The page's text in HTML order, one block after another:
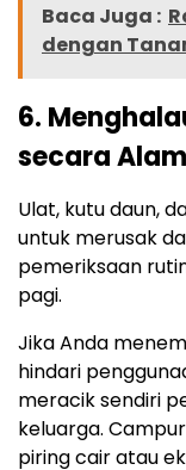
Baca Juga :
dengan
6.
secara
Ulat, kutu daun,
untuk merusak
pemeriksaan
pagi.
Jika Anda
hindari
meracik sendiri
keluarga.
piring cair atau